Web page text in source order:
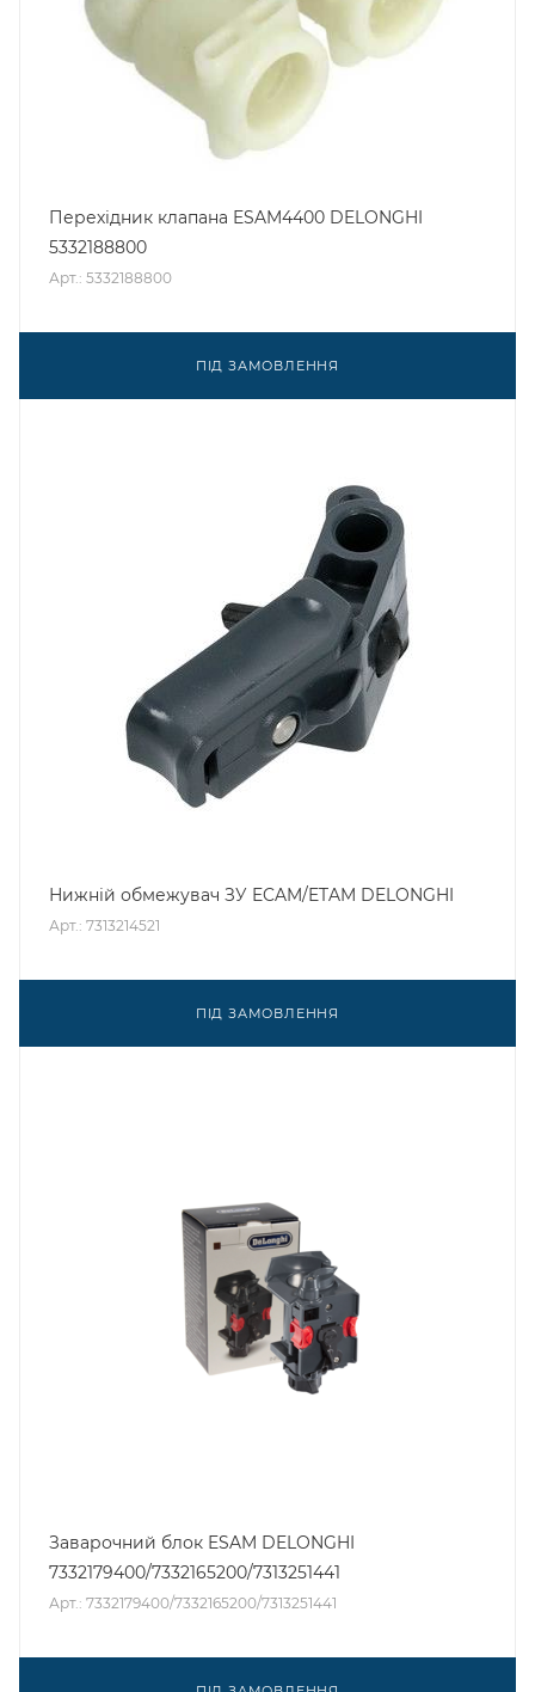
Перехідник клапана ESAM4400 DELONGHI
5332188800
Арт.: 5332188800
ПІД ЗАМОВЛЕННЯ
Нижній обмежувач ЗУ ECAM/ETAM DELONGHI
Арт.: 7313214521
ПІД ЗАМОВЛЕННЯ
Заварочний блок ESAM DELONGHI
7332179400/7332165200/7313251441
Арт.: 7332179400/7332165200/7313251441